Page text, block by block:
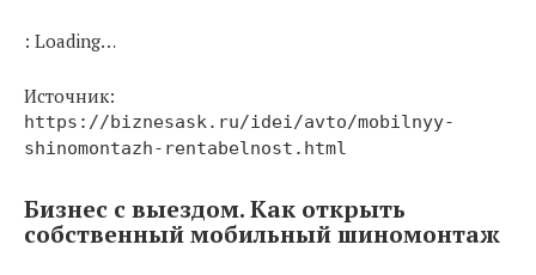
: Loading…
Источник:
https://biznesask.ru/idei/avto/mobilnyy-
shinomontazh-rentabelnost.html
Бизнес с выездом. Как открыть
собственный мобильный шиномонтаж